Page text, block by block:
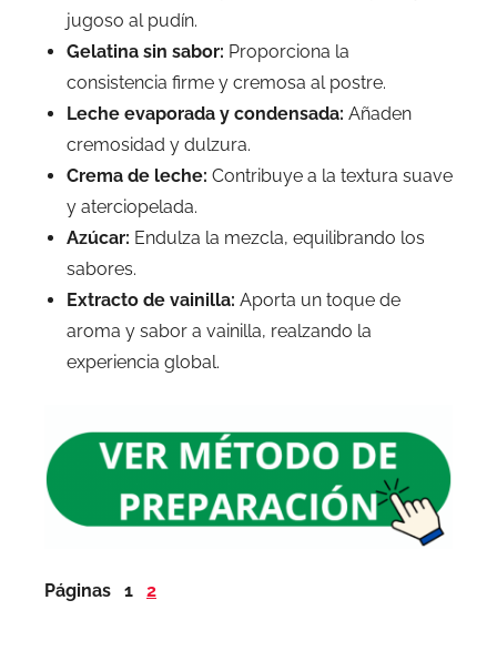
jugoso al pudín.
Gelatina sin sabor: Proporciona la
consistencia firme y cremosa al postre.
Leche evaporada y condensada: Añaden
cremosidad y dulzura.
Crema de leche: Contribuye a la textura suave
y aterciopelada.
Azúcar: Endulza la mezcla, equilibrando los
sabores.
Extracto de vainilla: Aporta un toque de
aroma y sabor a vainilla, realzando la
experiencia global.
Páginas 1 2